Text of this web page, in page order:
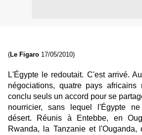
(Le Figaro 17/05/2010)
L'Égypte le redoutait. C'est arrivé.
négociations, quatre pays
conclu seuls un accord pour se
nourricier, sans lequel l'Égypte
désert. Réunis à Entebbe, en
Rwanda, la Tanzanie et l'Ouganda,